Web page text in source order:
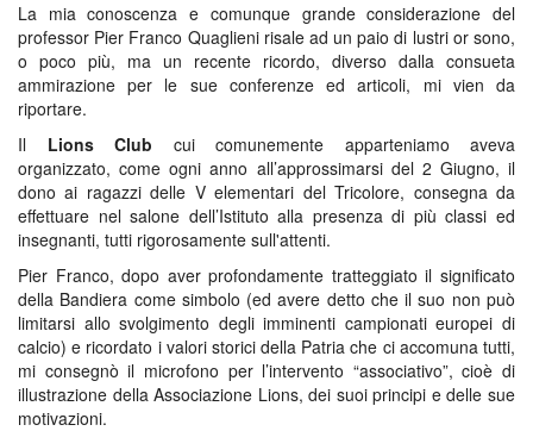
La mia conoscenza e comunque grande considerazione del
professor Pier Franco Quaglieni risale ad un paio di lustri or sono,
o poco più, ma un recente ricordo, diverso dalla consueta
ammirazione per le sue conferenze ed articoli, mi vien da
riportare.
Il Lions Club cui comunemente apparteniamo aveva
organizzato, come ogni anno all’approssimarsi del 2 Giugno, il
dono ai ragazzi delle V elementari del Tricolore, consegna da
effettuare nel salone dell’Istituto alla presenza di più classi ed
insegnanti, tutti rigorosamente sull'attenti.
Pier Franco, dopo aver profondamente tratteggiato il significato
della Bandiera come simbolo (ed avere detto che il suo non può
limitarsi allo svolgimento degli imminenti campionati europei di
calcio) e ricordato i valori storici della Patria che ci accomuna tutti,
mi consegnò il microfono per l’intervento “associativo”, cioè di
illustrazione della Associazione Lions, dei suoi principi e delle sue
motivazioni.